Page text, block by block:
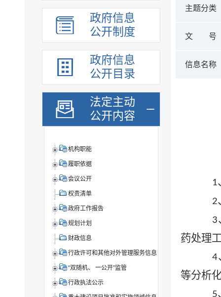
政府信息
公开制度
政府信息
公开目录
法定主动
公开内容
机构职能
履职依据
会议公开
权责清单
政府工作报告
规划计划
财政信息
行政许可和其他对外管理服务信息
“双随机、 一公开”监管
行政执法公示
主题分类
文 号
信息名称
1
2
3
药处理
4
等分析
5